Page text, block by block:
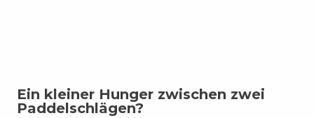
Ein kleiner Hunger zwischen zwei
Paddelschlägen?